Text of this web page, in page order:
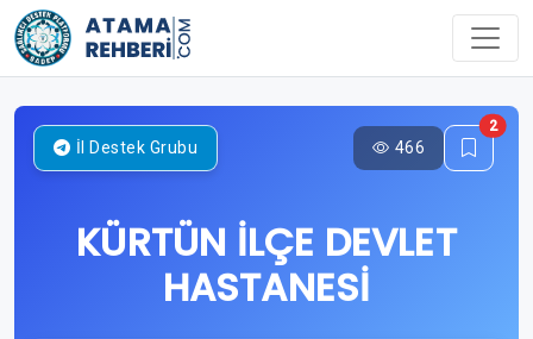
KÜRTÜN İLÇE DEVLET
HASTANESİ
İl Destek Grubu 466
2